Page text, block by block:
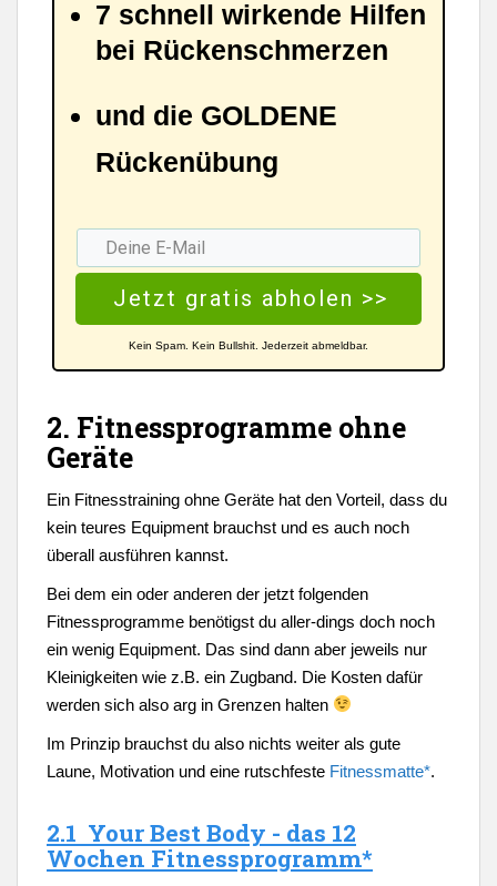
7 schnell wirkende Hilfen
bei Rückenschmerzen
und die GOLDENE
Rückenübung
Jetzt gratis abholen >>
Kein Spam. Kein Bullshit. Jederzeit abmeldbar.
2. Fitnessprogramme ohne
Geräte
Ein Fitnesstraining ohne Geräte hat den Vorteil, dass du
kein teures Equipment brauchst und es auch noch
überall ausführen kannst.
Bei dem ein oder anderen der jetzt folgenden
Fitnessprogramme benötigst du aller-dings doch noch
ein wenig Equipment. Das sind dann aber jeweils nur
Kleinigkeiten wie z.B. ein Zugband. Die Kosten dafür
werden sich also arg in Grenzen halten
Im Prinzip brauchst du also nichts weiter als gute
Laune, Motivation und eine rutschfeste Fitnessmatte*.
2.1 Your Best Body - das 12
Wochen Fitnessprogramm*